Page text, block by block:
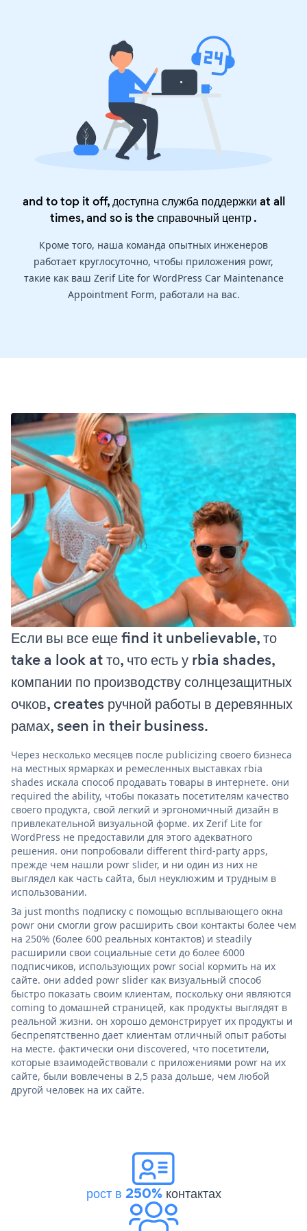
and to top it off, доступна служба поддержки at all
times, and so is theсправочный центр.
Кроме того, наша команда опытных инженеров
работает круглосуточно, чтобы приложения powr,
такие как ваш Zerif Lite for WordPress Car Maintenance
Appointment Form, работали на вас.
Если вы все еще find it unbelievable, то
take a look at то, что есть у rbia shades,
компании по производству солнцезащитных
очков, creates ручной работы в деревянных
рамах, seen in their business.
Через несколько месяцев после publicizing своего бизнеса
на местных ярмарках и ремесленных выставках rbia
shades искала способ продавать товары в интернете. они
required the ability, чтобы показать посетителям качество
своего продукта, свой легкий и эргономичный дизайн в
привлекательной визуальной форме. их Zerif Lite for
WordPress не предоставили для этого адекватного
решения. они попробовали different third-party apps,
прежде чем нашли powr slider, и ни один из них не
выглядел как часть сайта, был неуклюжим и трудным в
использовании.
За just months подписку с помощью всплывающего окна
powr они смогли grow расширить свои контакты более чем
на 250% (более 600 реальных контактов) и steadily
расширили свои социальные сети до более 6000
подписчиков, использующих powr social кормить на их
сайте. они added powr slider как визуальный способ
быстро показать своим клиентам, поскольку они являются
coming to домашней страницей, как продукты выглядят в
реальной жизни. он хорошо демонстрирует их продукты и
беспрепятственно дает клиентам отличный опыт работы
на месте. фактически они discovered, что посетители,
которые взаимодействовали с приложениями powr на их
сайте, были вовлечены в 2,5 раза дольше, чем любой
другой человек на их сайте.
рост в 250%контактах